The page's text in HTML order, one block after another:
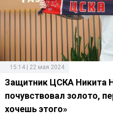
15:14 | 22 мая 2024
Защитник ЦСКА Никита
почувствовал золото,
хочешь этого»